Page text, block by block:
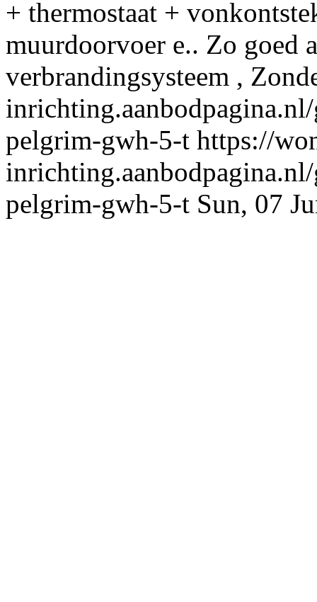
+ thermostaat +
muurdoorvoer e.. Zo goed
verbrandingsysteem ,
pelgrim-gwh-5-t https://
pelgrim-gwh-5-t Sun, 07